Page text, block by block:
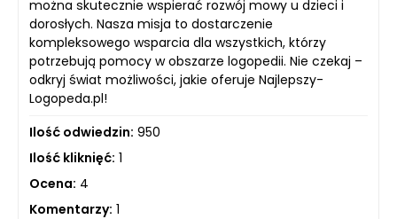
można skutecznie wspierać rozwój mowy u dzieci i
dorosłych. Nasza misja to dostarczenie
kompleksowego wsparcia dla wszystkich, którzy
potrzebują pomocy w obszarze logopedii. Nie czekaj –
odkryj świat możliwości, jakie oferuje Najlepszy-
Logopeda.pl!
Ilość odwiedzin: 950
Ilość kliknięć: 1
Ocena: 4
Komentarzy: 1